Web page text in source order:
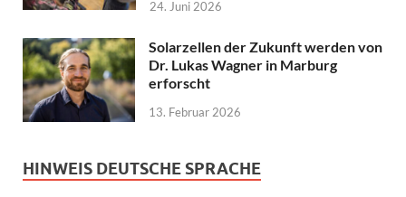
24. Juni 2026
Solarzellen der Zukunft werden von
Dr. Lukas Wagner in Marburg
erforscht
13. Februar 2026
HINWEIS DEUTSCHE SPRACHE